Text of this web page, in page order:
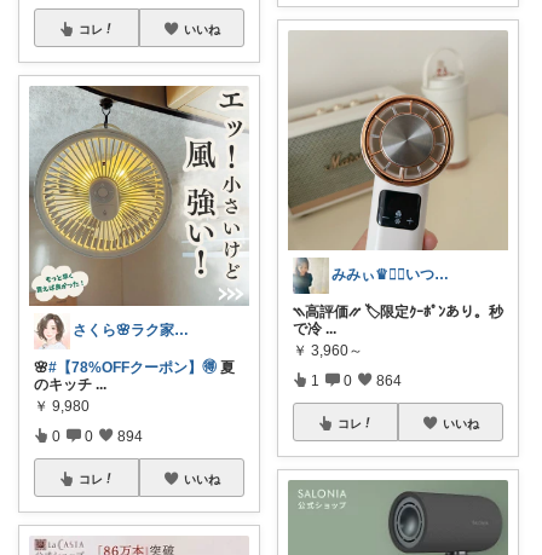
コレ いいね
さくら🌸ラク家事&便利な生活雑貨🏠️
🌸#【78%OFFクーポン】🉐 夏
のキッチ ...
￥ 9,980
0 0 894
コレ いいね
みみぃ♛👯‍♀️いつもありがとう🎪
⳹高評価⳼ 🏷️限定ｸｰﾎﾟﾝあり。秒
で冷 ...
￥ 3,960～
1 0 864
コレ いいね